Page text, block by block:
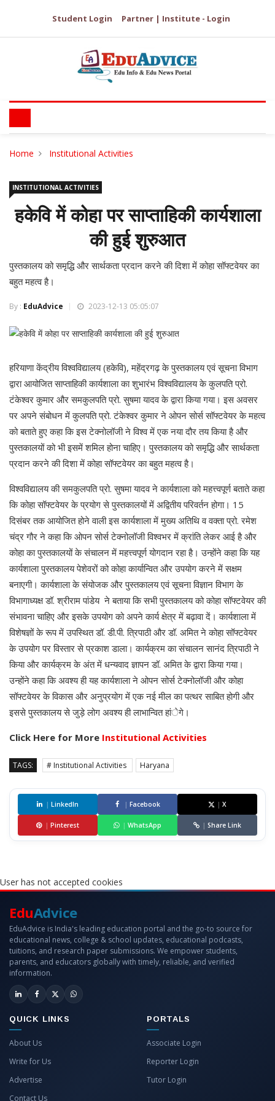
Student Login Partner | Institute - Login
Home Institutional Activities
INSTITUTIONAL ACTIVITIES
हकेवि में कोहा पर साप्ताहिकी कार्यशाला
की हुई शुरुआत
पुस्तकालय को समृद्धि और सार्थकता प्रदान करने की दिशा में कोहा सॉफ्टवेयर का
बहुत महत्व है।
By : EduAdvice 2023-12-13 05:05:07
हरियाणा केंद्रीय विश्वविद्यालय (हकेवि), महेंद्रगढ़ के पुस्तकालय एवं सूचना विभाग
द्वारा आयोजित साप्ताहिकी कार्यशाला का शुभारंभ विश्वविद्यालय के कुलपति प्रो.
टंकेश्वर कुमार और समकुलपति प्रो. सुषमा यादव के द्वारा किया गया। इस अवसर
पर अपने संबोधन में कुलपति प्रो. टंकेश्वर कुमार ने ओपन सोर्स सॉफ्टवेयर के महत्व
को बताते हुए कहा कि इस टेक्नोलॉजी ने विश्व में एक नया दौर तय किया है और
पुस्तकालयों को भी इसमें शमिल होना चाहिए। पुस्तकालय को समृद्धि और सार्थकता
प्रदान करने की दिशा में कोहा सॉफ्टवेयर का बहुत महत्व है।
विश्वविद्यालय की समकुलपति प्रो. सुषमा यादव ने कार्यशाला को महत्त्वपूर्ण बताते कहा
कि कोहा सॉफ्टवेयर के प्रयोग से पुस्तकालयों में अद्वितीय परिवर्तन होगा। 15
दिसंबर तक आयोजित होने वाली इस कार्यशाला में मुख्य अतिथि व वक्ता प्रो. रमेश
चंद्र गौर ने कहा कि ओपन सोर्स टेक्नोलॉजी विश्वभर में क्रांति लेकर आई है और
कोहा का पुस्तकालयों के संचालन में महत्त्वपूर्ण योगदान रहा है। उन्होंने कहा कि यह
कार्यशाला पुस्तकालय पेशेवरों को कोहा कार्यान्वित और उपयोग करने में सक्षम
बनाएगी। कार्यशाला के संयोजक और पुस्तकालय एवं सूचना विज्ञान विभाग के
विभागाध्यक्ष डॉ. श्रीराम पांडेय ने बताया कि सभी पुस्तकालय को कोहा सॉफ्टवेयर की
संभावना चाहिए और इसके उपयोग को अपने कार्य क्षेत्र में बढ़ावा दें। कार्यशाला में
विशेषज्ञों के रूप में उपस्थित डॉ. डी.पी. त्रिपाठी और डॉ. अमित ने कोहा सॉफ्टवेयर
के उपयोग पर विस्तार से प्रकाश डाला। कार्यक्रम का संचालन सानंद त्रिपाठी ने
किया और कार्यक्रम के अंत में धन्यवाद ज्ञापन डॉ. अमित के द्वारा किया गया।
उन्होंने कहा कि अवश्य ही यह कार्यशाला ने ओपन सोर्स टेक्नोलॉजी और कोहा
सॉफ्टवेयर के विकास और अनुप्रयोग में एक नई मील का पत्थर साबित होगी और
इससे पुस्तकालय से जुड़े लोग अवश्य ही लाभान्वित हांेगे।
Click Here for More Institutional Activities
TAGS: # Institutional Activities Haryana
| LinkedIn | Facebook | X
| Pinterest | WhatsApp | Share Link
User has not accepted cookies
EduAdvice
EduAdvice is India's leading education portal and the go-to source for
educational news, college & school updates, educational podcasts,
tuitions, and research paper submissions. We empower students,
parents, and educators globally with timely, reliable, and verified
information.
QUICK LINKS
About Us
Write for Us
Advertise
Contact Us
PORTALS
Associate Login
Reporter Login
Tutor Login